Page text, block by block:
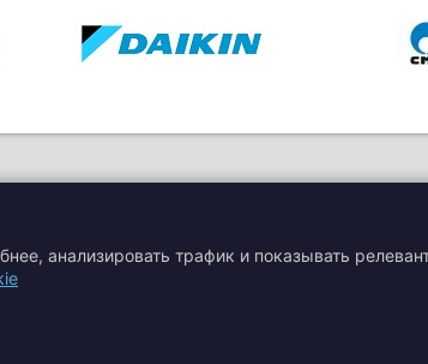
анализировать трафик и показывать